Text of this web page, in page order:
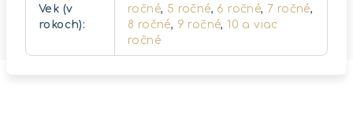
Vek (v
rokoch):
ročné, 5 ročné, 6 ročné,7 ročné,
8 ročné, 9 ročné,10 a viac
ročné